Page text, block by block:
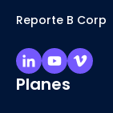
Reporte B Corp
Planes